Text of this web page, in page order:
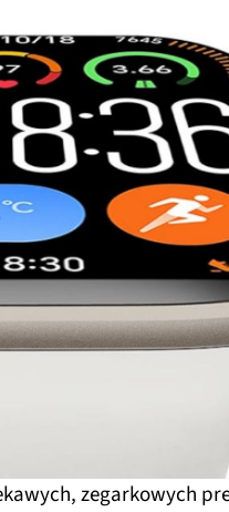
zegarkowych